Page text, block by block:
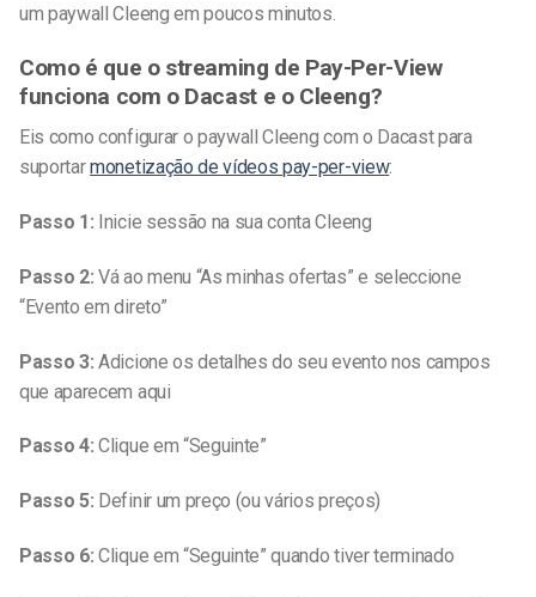
um paywall Cleeng em poucos minutos.
Como é que o streaming de Pay-Per-View
funciona com o Dacast e o Cleeng?
Eis como configurar o paywall Cleeng com o Dacast para
suportarmonetização de vídeos pay-per-view:
Passo 1: Inicie sessão na sua conta Cleeng
Passo 2: Vá ao menu “As minhas ofertas” e seleccione
“Evento em direto”
Passo 3: Adicione os detalhes do seu evento nos campos
que aparecem aqui
Passo 4: Clique em “Seguinte”
Passo 5: Definir um preço (ou vários preços)
Passo 6: Clique em “Seguinte” quando tiver terminado